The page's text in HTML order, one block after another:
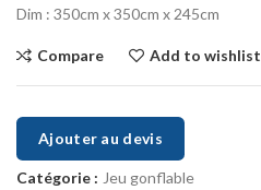
Dim : 350cm x 350cm x 245cm
Compare Add to wishlist
Ajouter au devis
Catégorie : Jeu gonflable